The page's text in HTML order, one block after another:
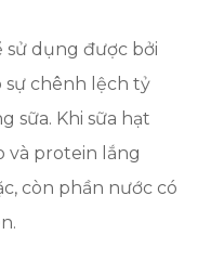
sử dụng được bởi
sự chênh lệch tỷ
sữa. Khi sữa hạt
và protein lắng
còn phần nước có